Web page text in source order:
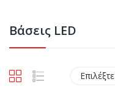
Βάσεις LED
Επιλέξτε